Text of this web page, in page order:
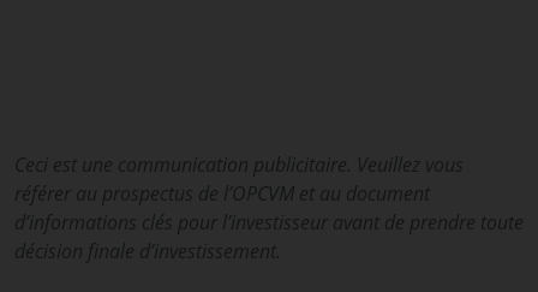
Ceci est une communication publicitaire. Veuillez vous
référer au prospectus de l’OPCVM et au document
d’informations clés pour l’investisseur avant de prendre toute
décision finale d’investissement.